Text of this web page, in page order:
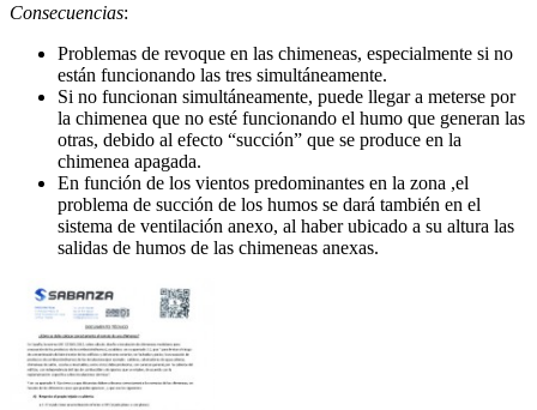
Consecuencias:
Problemas de revoque en las chimeneas, especialmente si no
están funcionando las tres simultáneamente.
Si no funcionan simultáneamente, puede llegar a meterse por
la chimenea que no esté funcionando el humo que generan las
otras, debido al efecto “succión” que se produce en la
chimenea apagada.
En función de los vientos predominantes en la zona ,el
problema de succión de los humos se dará también en el
sistema de ventilación anexo, al haber ubicado a su altura las
salidas de humos de las chimeneas anexas.